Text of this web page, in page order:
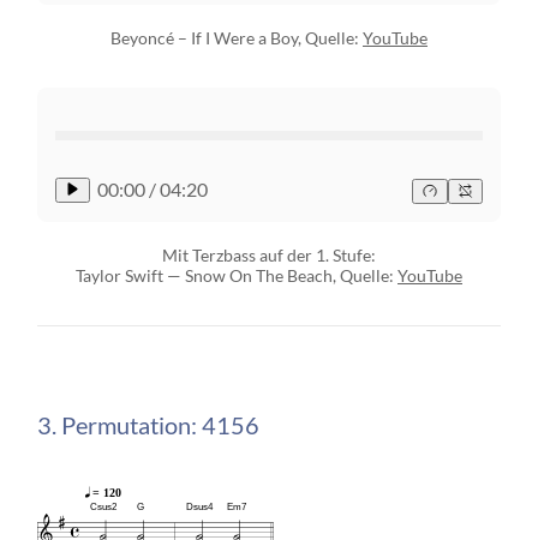
Beyoncé – If I Were a Boy, Quelle: YouTube
00:00 /04:20
Mit Terzbass auf der 1. Stufe:
Taylor Swift — Snow On The Beach, Quelle: YouTube
3. Permutation: 4156
= 120
Csus2 G Dsus4 Em7